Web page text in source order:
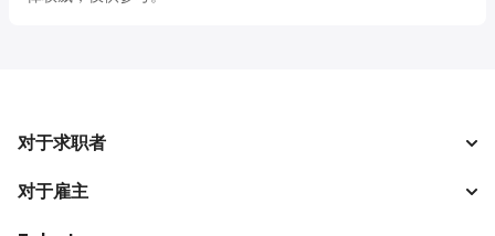
对于求职者
搜索工作
对于雇主